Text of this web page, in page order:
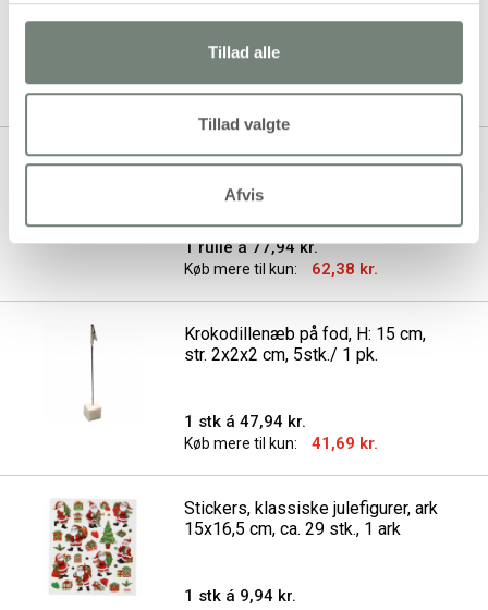
Tillad alle
Tillad valgte
Afvis
0,7 mm, guld, 100stk./ 1 pk.
Køb mere til kun: 24,00 kr.
Powertape, B: 7 mm, 25m/ 1 rl.
1 rulle á 77,94 kr.
Køb mere til kun: 62,38 kr.
Krokodillenæb på fod, H: 15 cm,
str. 2x2x2 cm, 5stk./ 1 pk.
1 stk á 47,94 kr.
Køb mere til kun: 41,69 kr.
Stickers, klassiske julefigurer, ark
15x16,5 cm, ca. 29 stk., 1 ark
1 stk á 9,94 kr.